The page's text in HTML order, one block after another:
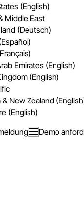
(English)
Middle East
(Deutsch)
Emirates (English)
(English)
& New Zealand
(English)
Demo